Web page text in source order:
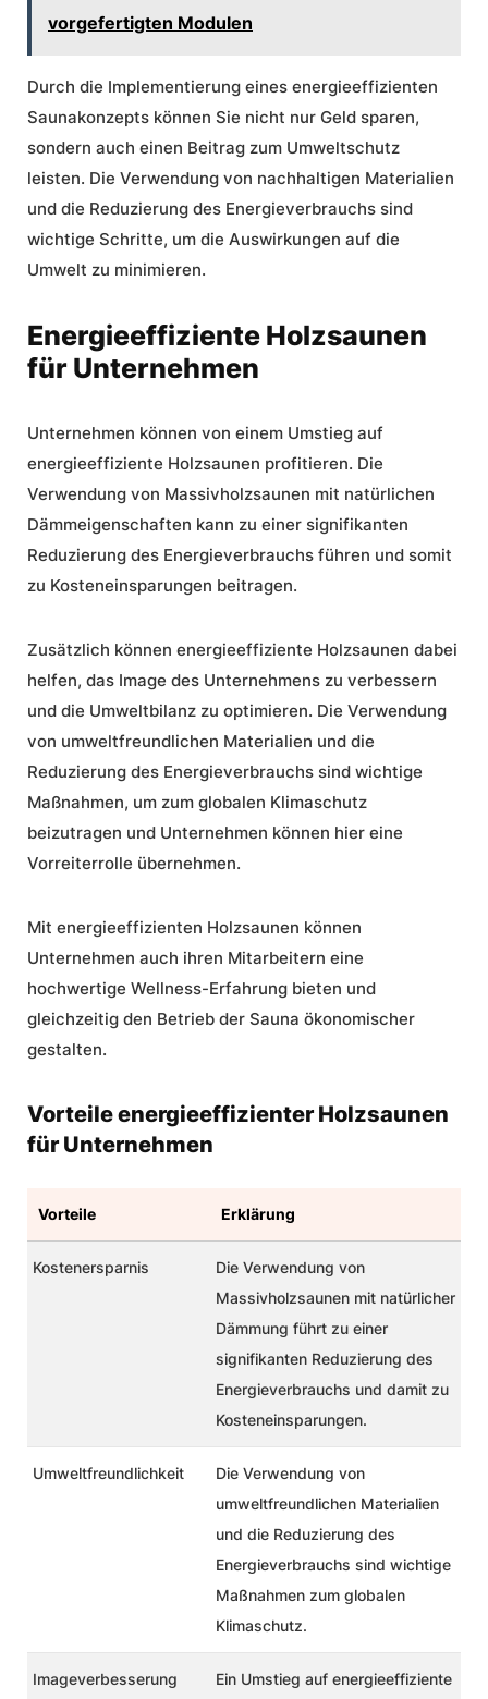
vorgefertigten Modulen
Durch die Implementierung eines energieeffizienten
Saunakonzepts können Sie nicht nur Geld sparen,
sondern auch einen Beitrag zum Umweltschutz
leisten. Die Verwendung von nachhaltigen Materialien
und die Reduzierung des Energieverbrauchs sind
wichtige Schritte, um die Auswirkungen auf die
Umwelt zu minimieren.
Energieeffiziente Holzsaunen
für Unternehmen
Unternehmen können von einem Umstieg auf
energieeffiziente Holzsaunen profitieren. Die
Verwendung von Massivholzsaunen mit natürlichen
Dämmeigenschaften kann zu einer signifikanten
Reduzierung des Energieverbrauchs führen und somit
zu Kosteneinsparungen beitragen.
Zusätzlich können energieeffiziente Holzsaunen dabei
helfen, das Image des Unternehmens zu verbessern
und die Umweltbilanz zu optimieren. Die Verwendung
von umweltfreundlichen Materialien und die
Reduzierung des Energieverbrauchs sind wichtige
Maßnahmen, um zum globalen Klimaschutz
beizutragen und Unternehmen können hier eine
Vorreiterrolle übernehmen.
Mit energieeffizienten Holzsaunen können
Unternehmen auch ihren Mitarbeitern eine
hochwertige Wellness-Erfahrung bieten und
gleichzeitig den Betrieb der Sauna ökonomischer
gestalten.
Vorteile energieeffizienter Holzsaunen
für Unternehmen
Vorteile Erklärung
Kostenersparnis
Die Verwendung von
Massivholzsaunen mit natürlicher
Dämmung führt zu einer
signifikanten Reduzierung des
Energieverbrauchs und damit zu
Kosteneinsparungen.
Umweltfreundlichkeit
Die Verwendung von
umweltfreundlichen Materialien
und die Reduzierung des
Energieverbrauchs sind wichtige
Maßnahmen zum globalen
Klimaschutz.
Imageverbesserung
Ein Umstieg auf energieeffiziente